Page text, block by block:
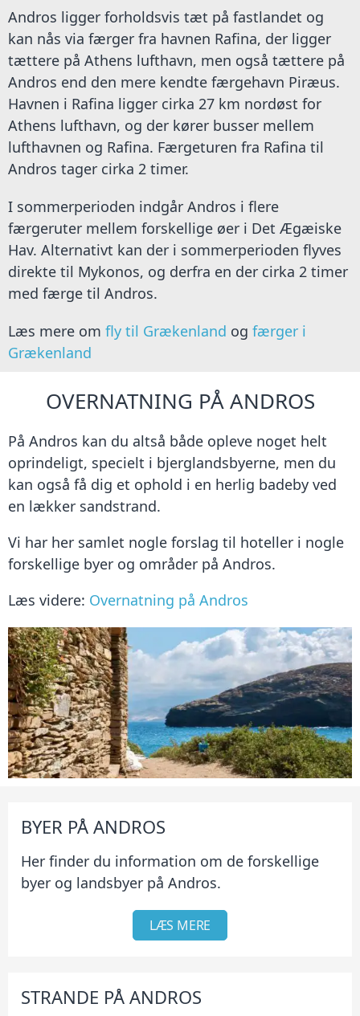
Andros ligger forholdsvis tæt på fastlandet og
kan nås via færger fra havnen Rafina, der ligger
tættere på Athens lufthavn, men også tættere på
Andros end den mere kendte færgehavn Piræus.
Havnen i Rafina ligger cirka 27 km nordøst for
Athens lufthavn, og der kører busser mellem
lufthavnen og Rafina. Færgeturen fra Rafina til
Andros tager cirka 2 timer.
I sommerperioden indgår Andros i flere
færgeruter mellem forskellige øer i Det Ægæiske
Hav. Alternativt kan der i sommerperioden flyves
direkte til Mykonos, og derfra en der cirka 2 timer
med færge til Andros.
Læs mere om fly til Grækenland og færger i
Grækenland
OVERNATNING PÅ ANDROS
På Andros kan du altså både opleve noget helt
oprindeligt, specielt i bjerglandsbyerne, men du
kan også få dig et ophold i en herlig badeby ved
en lækker sandstrand.
Vi har her samlet nogle forslag til hoteller i nogle
forskellige byer og områder på Andros.
Læs videre: Overnatning på Andros
BYER PÅ ANDROS
Her finder du information om de forskellige
byer og landsbyer på Andros.
LÆS MERE
STRANDE PÅ ANDROS